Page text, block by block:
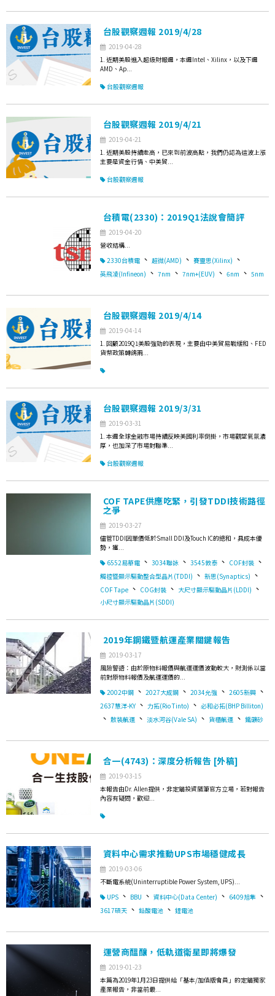
台股觀察週報 2019/4/28
2019-04-28
1. 近期美股進入超級財報週，本週Intel、Xilinx，以及下週
AMD、Ap...
台股觀察週報
台股觀察週報 2019/4/21
2019-04-21
1. 近期美股持續走高，已來到前波高點，我們仍認為這波上漲
主要是資金行情、中美貿...
台股觀察週報
台積電(2330)：2019Q1法說會簡評
2019-04-20
營收結構...
2330台積電 、 超微(AMD) 、 賽靈思(Xilinx) 、
英飛凌(Infineon) 、 7nm 、 7nm+(EUV) 、 6nm 、 5nm
台股觀察週報 2019/4/14
2019-04-14
1. 回顧2019Q1美股強勁的表現，主要由中美貿易戰緩和、FED
貨幣政策轉鴿兩...
台股觀察週報 2019/3/31
2019-03-31
1. 本週全球金融市場持續反映美國利率倒掛，市場觀望氣氛濃
厚，也加深了市場對聯準...
台股觀察週報
COF TAPE供應吃緊，引發TDDI技術路徑
之爭
2019-03-27
儘管TDDI因單價低於Small DDI及Touch IC的總和，具成本優
勢，獲...
6552易華電 、 3034聯詠 、 3545敦泰 、 COF封裝 、
觸控暨顯示驅動整合型晶片(TDDI) 、 新思(Synaptics) 、
COF Tape 、 COG封裝 、 大尺寸顯示驅動晶片(LDDI) 、
小尺寸顯示驅動晶片(SDDI)
2019年鋼鐵暨航運產業關鍵報告
2019-03-17
風險警語：由於原物料報價與航運運價波動較大，財測係以當
前對原物料報價及航運運價的...
2002中鋼 、 2027大成鋼 、 2034允強 、 2605新興 、
2637慧洋-KY 、 力拓(Rio Tinto) 、 必和必拓(BHP Billiton)
、 散裝航運 、 淡水河谷(Vale SA) 、 貨櫃航運 、 鐵礦砂
合一(4743)：深度分析報告 [外稿]
2019-03-15
本報告由Dr. Allen提供，非定錨投資隨筆官方立場，若對報告
內容有疑問，歡迎...
資料中心需求推動UPS市場穩健成長
2019-03-06
不斷電系統(Uninterruptible Power System, UPS)...
UPS 、 BBU 、 資料中心(Data Center) 、 6409旭隼 、
3617碩天 、 鉛酸電池 、 鋰電池
運營商醞釀，低軌道衛星即將爆發
2019-01-23
本篇為2019年1月23日提供給「基本/加值版會員」的定錨獨家
產業報告，非當前最...